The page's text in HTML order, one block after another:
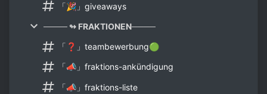
「🎉」giveaways
──── ↬ FRAKTIONEN────
「❓」teambewerbung🟢
「📣」fraktions-ankündigung
「📣」fraktions-liste